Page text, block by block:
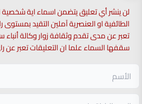
لن ينشر أي تعليق يتضمن اسماء اية شخصية او
الطائفية او العنصرية آملين التقيد بمستوى
تعبر عن مدى تقدم وثقافة زوار وكالة أنباء
سقفها السماء علما ان التعليقات تعبر عن